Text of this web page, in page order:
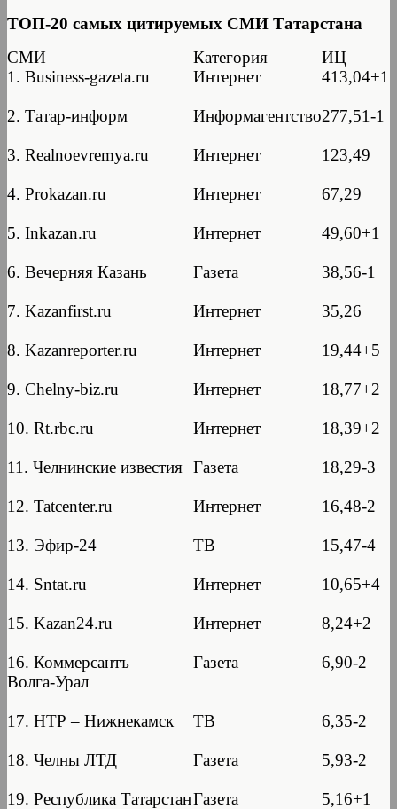
ТОП-20 самых цитируемых СМИ Татарстана
СМИ
Категория
ИЦ
1. Business-gazeta.ru
Интернет 413,04+1
2. Татар-информ Информагентство277,51-1
3. Realnoevremya.ru Интернет 123,49
4. Prokazan.ru Интернет 67,29
5. Inkazan.ru Интернет 49,60+1
6. Вечерняя Казань Газета 38,56-1
7. Kazanfirst.ru Интернет 35,26
8. Kazanreporter.ru Интернет 19,44+5
9. Chelny-biz.ru Интернет 18,77+2
10. Rt.rbc.ru Интернет 18,39+2
11. Челнинские известия Газета 18,29-3
12. Tatcenter.ru Интернет 16,48-2
13. Эфир-24 ТВ 15,47-4
14. Sntat.ru Интернет 10,65+4
15. Kazan24.ru Интернет 8,24+2
16. Коммерсантъ –
Волга-Урал
Газета 6,90-2
17. НТР – Нижнекамск ТВ 6,35-2
18. Челны ЛТД Газета 5,93-2
19. Республика ТатарстанГазета 5,16+1